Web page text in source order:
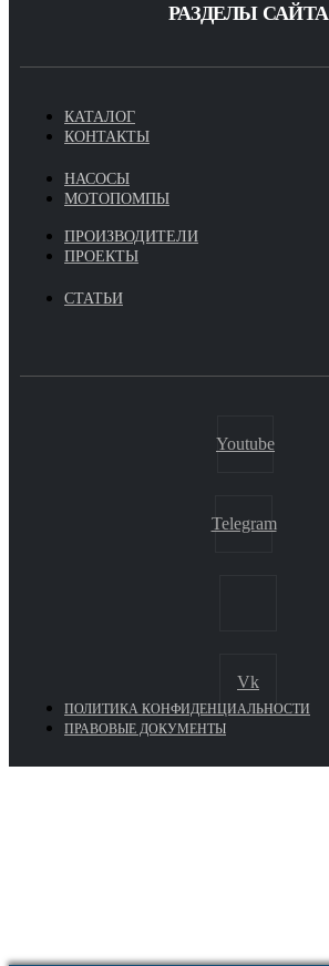
РАЗДЕЛЫ САЙТА
КАТАЛОГ
КОНТАКТЫ
НАСОСЫ
МОТОПОМПЫ
ПРОИЗВОДИТЕЛИ
ПРОЕКТЫ
СТАТЬИ
Youtube
Telegram
Vk
ПОЛИТИКА КОНФИДЕНЦИАЛЬНОСТИ
ПРАВОВЫЕ ДОКУМЕНТЫ